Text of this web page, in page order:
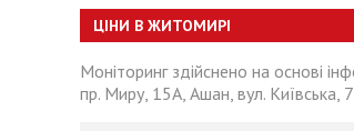
ЦІНИ В ЖИТОМИРІ
Моніторинг здійснено на основі
пр. Миру, 15А, Ашан, вул. Київська,